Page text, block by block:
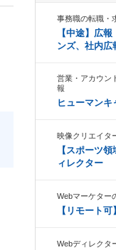
事務職の転職・
【中途】広
ンズ、社内広
営業・アカウン
報
ヒューマンキ
映像クリエイタ
【スポーツ
ィレクター
Webマーケター
【リモート
Webディレクタ